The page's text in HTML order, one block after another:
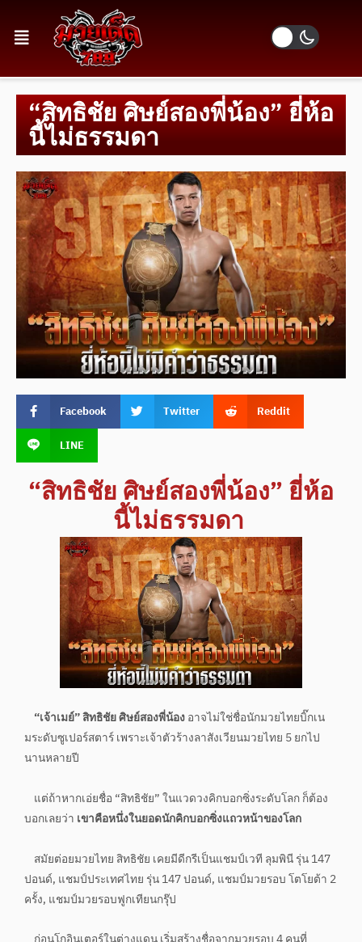
“สิทธิชัย ศิษย์สองพี่น้อง” ยี่ห้อ
นี้ไม่ธรรมดา
Facebook Twitter
Reddit
LINE
“สิทธิชัย ศิษย์สองพี่น้อง” ยี่ห้อ
นี้ไม่ธรรมดา
“เจ้าเมย์” สิทธิชัย ศิษย์สองพี่น้องอาจไม่ใช่ชื่อนักมวยไทยบิ๊กเน
มระดับซูเปอร์สตาร์ เพราะเจ้าตัวร้างลาสังเวียนมวยไทย 5 ยกไป
นานหลายปี
แต่ถ้าหากเอ่ยชื่อ “สิทธิชัย” ในแวดวงคิกบอกซิ่งระดับโลก ก็ต้อง
บอกเลยว่า เขาคือหนึ่งในยอดนักคิกบอกซิ่งแถวหน้าของโลก
สมัยต่อยมวยไทย สิทธิชัย เคยมีดีกรีเป็นแชมป์เวที ลุมพินี รุ่น 147
ปอนด์, แชมป์ประเทศไทย รุ่น 147 ปอนด์, แชมป์มวยรอบ โตโยต้า 2
ครั้ง, แชมป์มวยรอบฟูกเทียนกรุ๊ป